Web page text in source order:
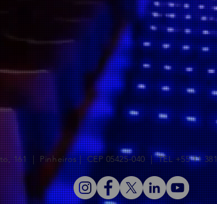
161 | Pinheiros | CEP 05425-040 | TEL +55 11